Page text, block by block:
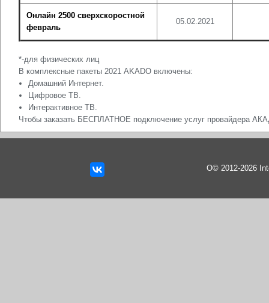
Онлайн 2500 сверхскоростной
февраль
05.02.2021
*-для физических лиц
В комплексные пакеты 2021 AKADO включены:
Домашний Интернет.
Цифровое ТВ.
Интерактивное ТВ.
Чтобы заказать БЕСПЛАТНОЕ подключение услуг провайдера
О© 2012-2026